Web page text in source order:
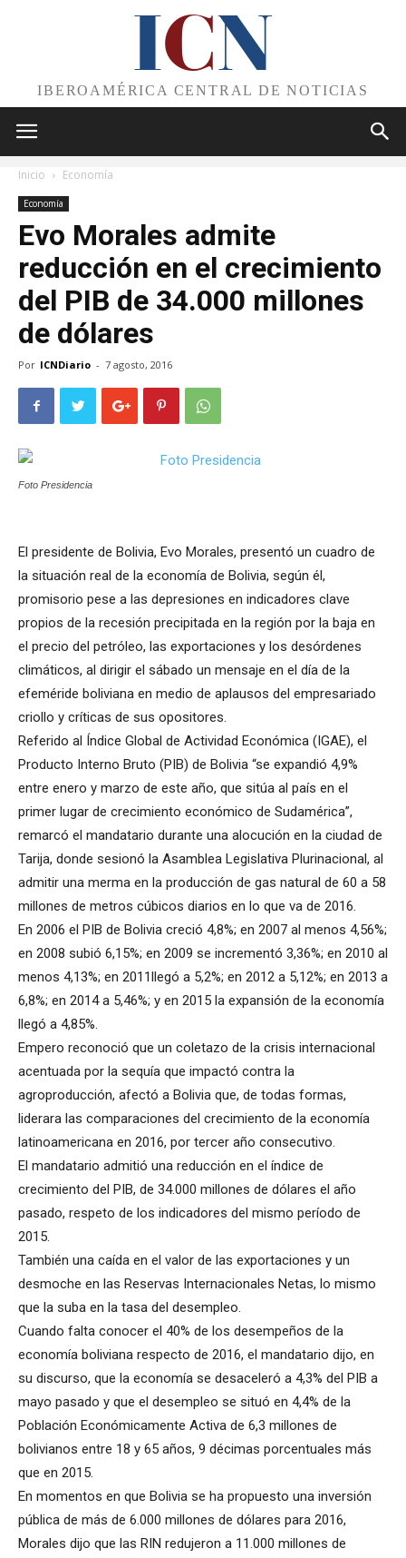
ICN
IBEROAMÉRICA CENTRAL DE NOTICIAS
Inicio Economía
Economía
Evo Morales admite
reducción en el crecimiento
del PIB de 34.000 millones
de dólares
Por ICNDiario - 7 agosto, 2016
Foto Presidencia
El presidente de Bolivia, Evo Morales, presentó un cuadro de
la situación real de la economía de Bolivia, según él,
promisorio pese a las depresiones en indicadores clave
propios de la recesión precipitada en la región por la baja en
el precio del petróleo, las exportaciones y los desórdenes
climáticos, al dirigir el sábado un mensaje en el día de la
efeméride boliviana en medio de aplausos del empresariado
criollo y críticas de sus opositores.
Referido al Índice Global de Actividad Económica (IGAE), el
Producto Interno Bruto (PIB) de Bolivia “se expandió 4,9%
entre enero y marzo de este año, que sitúa al país en el
primer lugar de crecimiento económico de Sudamérica”,
remarcó el mandatario durante una alocución en la ciudad de
Tarija, donde sesionó la Asamblea Legislativa Plurinacional, al
admitir una merma en la producción de gas natural de 60 a 58
millones de metros cúbicos diarios en lo que va de 2016.
En 2006 el PIB de Bolivia creció 4,8%; en 2007 al menos 4,56%;
en 2008 subió 6,15%; en 2009 se incrementó 3,36%; en 2010 al
menos 4,13%; en 2011llegó a 5,2%; en 2012 a 5,12%; en 2013 a
6,8%; en 2014 a 5,46%; y en 2015 la expansión de la economía
llegó a 4,85%.
Empero reconoció que un coletazo de la crisis internacional
acentuada por la sequía que impactó contra la
agroproducción, afectó a Bolivia que, de todas formas,
liderara las comparaciones del crecimiento de la economía
latinoamericana en 2016, por tercer año consecutivo.
El mandatario admitió una reducción en el índice de
crecimiento del PIB, de 34.000 millones de dólares el año
pasado, respeto de los indicadores del mismo período de
2015.
También una caída en el valor de las exportaciones y un
desmoche en las Reservas Internacionales Netas, lo mismo
que la suba en la tasa del desempleo.
Cuando falta conocer el 40% de los desempeños de la
economía boliviana respecto de 2016, el mandatario dijo, en
su discurso, que la economía se desaceleró a 4,3% del PIB a
mayo pasado y que el desempleo se situó en 4,4% de la
Población Económicamente Activa de 6,3 millones de
bolivianos entre 18 y 65 años, 9 décimas porcentuales más
que en 2015.
En momentos en que Bolivia se ha propuesto una inversión
pública de más de 6.000 millones de dólares para 2016,
Morales dijo que las RIN redujeron a 11.000 millones de